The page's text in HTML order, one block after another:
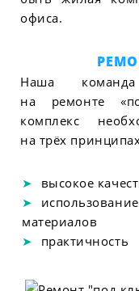
офиса.
Наша команда
на ремонте
комплекс
на трёх
высокое
материалов
практичность